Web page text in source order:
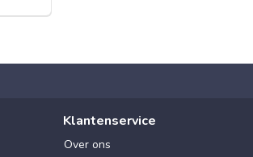
Klantenservice
Over ons